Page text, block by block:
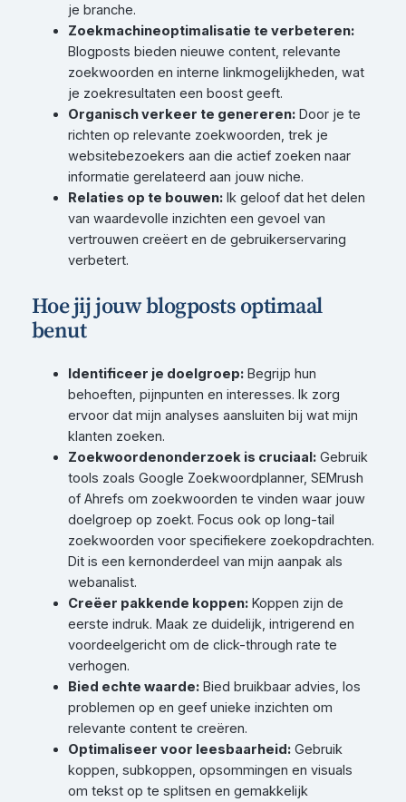
je branche.
Zoekmachineoptimalisatie te verbeteren:
Blogposts bieden nieuwe content, relevante
zoekwoorden en interne linkmogelijkheden, wat
je zoekresultaten een boost geeft.
Organisch verkeer te genereren:Door je te
richten op relevante zoekwoorden, trek je
websitebezoekers aan die actief zoeken naar
informatie gerelateerd aan jouw niche.
Relaties op te bouwen:Ik geloof dat het delen
van waardevolle inzichten een gevoel van
vertrouwen creëert en de gebruikerservaring
verbetert.
Hoe jij jouw blogposts optimaal
benut
Identificeer je doelgroep:Begrijp hun
behoeften, pijnpunten en interesses. Ik zorg
ervoor dat mijn analyses aansluiten bij wat mijn
klanten zoeken.
Zoekwoordenonderzoek is cruciaal:Gebruik
tools zoals Google Zoekwoordplanner, SEMrush
of Ahrefs om zoekwoorden te vinden waar jouw
doelgroep op zoekt. Focus ook op long-tail
zoekwoorden voor specifiekere zoekopdrachten.
Dit is een kernonderdeel van mijn aanpak als
webanalist.
Creëer pakkende koppen:Koppen zijn de
eerste indruk. Maak ze duidelijk, intrigerend en
voordeelgericht om de click-through rate te
verhogen.
Bied echte waarde:Bied bruikbaar advies, los
problemen op en geef unieke inzichten om
relevante content te creëren.
Optimaliseer voor leesbaarheid:Gebruik
koppen, subkoppen, opsommingen en visuals
om tekst op te splitsen en gemakkelijk